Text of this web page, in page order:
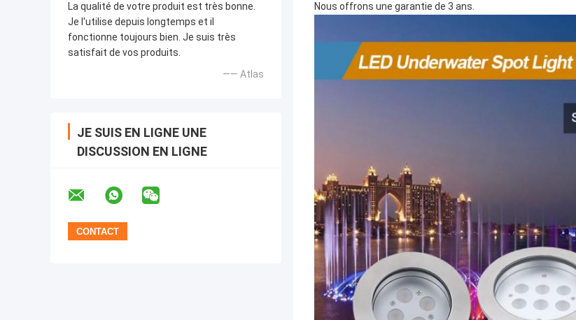
La qualité de votre produit est très bonne.
Je l'utilise depuis longtemps et il
fonctionne toujours bien. Je suis très
satisfait de vos produits.
—— Atlas
JE SUIS EN LIGNE UNE
DISCUSSION EN LIGNE
Nous offrons une garantie de 3 ans.